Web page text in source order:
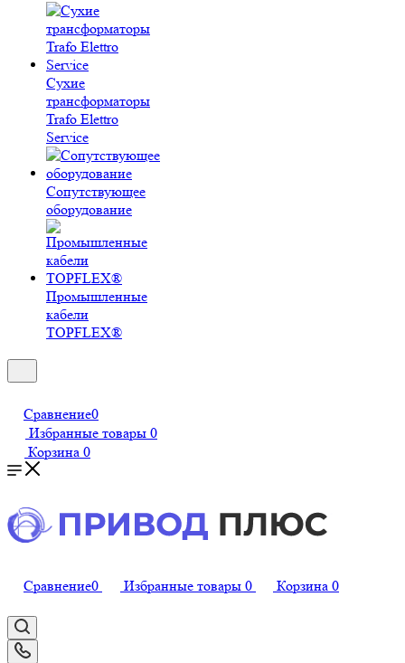
Сухие
трансформаторы
Trafo Elettro
Service
Сопутствующее
оборудование
Промышленные
кабели
TOPFLEX®
Сравнение0
Избранные товары 0
Корзина 0
Сравнение0 Избранные товары 0 Корзина 0